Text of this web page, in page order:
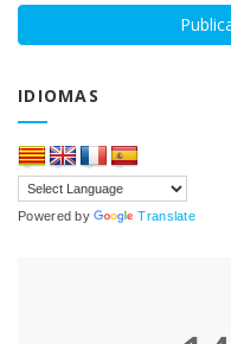
IDIOMAS
Powered by Translate